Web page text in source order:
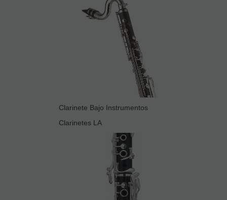
Clarinete Bajo Instrumentos
Clarinetes LA